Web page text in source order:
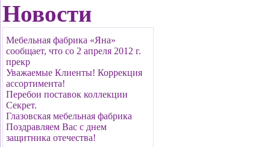
Новости
Мебельная фабрика «Яна»
сообщает, что со 2 апреля 2012 г.
прекр
Уважаемые Клиенты! Коррекция
ассортимента!
Перебои поставок коллекции
Секрет.
Глазовская мебельная фабрика
Поздравляем Вас с днем
защитника отечества!